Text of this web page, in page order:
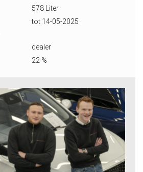
578 Liter
tot 14-05-2025
dealer
22 %